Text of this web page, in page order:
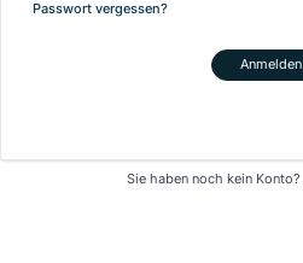
Passwort vergessen?
Anmelden
Sie haben noch kein Konto?